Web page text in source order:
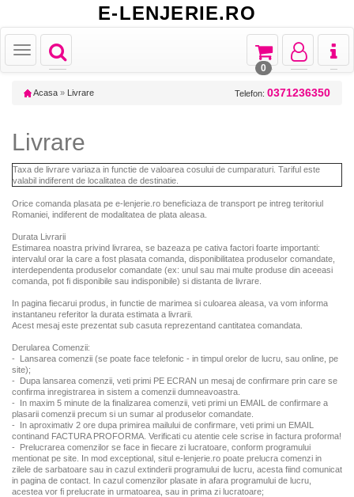
E-LENJERIE.RO
Toggle
navigation
Toggle
Toggle
navigation
Toggle
navigation
Toggle
navigation
0
Acasa » Livrare Telefon: 0371236350
Livrare
Taxa de livrare variaza in functie de valoarea cosului de cumparaturi. Tariful este
valabil indiferent de localitatea de destinatie.
Orice comanda plasata pe e-lenjerie.ro beneficiaza de transport pe intreg teritoriul
Romaniei, indiferent de modalitatea de plata aleasa.
Durata Livrarii
Estimarea noastra privind livrarea, se bazeaza pe cativa factori foarte importanti:
intervalul orar la care a fost plasata comanda, disponibilitatea produselor comandate,
interdependenta produselor comandate (ex: unul sau mai multe produse din aceeasi
comanda, pot fi disponibile sau indisponibile) si distanta de livrare.
In pagina fiecarui produs, in functie de marimea si culoarea aleasa, va vom informa
instantaneu referitor la durata estimata a livrarii.
Acest mesaj este prezentat sub casuta reprezentand cantitatea comandata.
Derularea Comenzii:
- Lansarea comenzii (se poate face telefonic - in timpul orelor de lucru, sau online, pe
site);
- Dupa lansarea comenzii, veti primi PE ECRAN un mesaj de confirmare prin care se
confirma inregistrarea in sistem a comenzii dumneavoastra.
- In maxim 5 minute de la finalizarea comenzii, veti primi un EMAIL de confirmare a
plasarii comenzii precum si un sumar al produselor comandate.
- In aproximativ 2 ore dupa primirea mailului de confirmare, veti primi un EMAIL
continand FACTURA PROFORMA. Verificati cu atentie cele scrise in factura proforma!
- Prelucrarea comenzilor se face in fiecare zi lucratoare, conform programului
mentionat pe site. In mod exceptional, situl e-lenjerie.ro poate prelucra comenzi in
zilele de sarbatoare sau in cazul extinderii programului de lucru, acesta fiind comunicat
in pagina de contact. In cazul comenzilor plasate in afara programului de lucru,
acestea vor fi prelucrate in urmatoarea, sau in prima zi lucratoare;